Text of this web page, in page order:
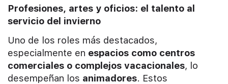
Profesiones, artes y oficios: el talento al
servicio del invierno
Uno de los roles más destacados,
especialmente en espacios como centros
comerciales o complejos vacacionales, lo
desempeñan los animadores. Estos